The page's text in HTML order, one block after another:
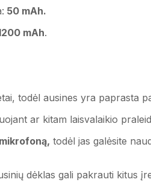
50 mAh.
mAh.
todėl ausines yra paprasta
ar kitam laisvalaikio
todėl jas galėsite
dėklas gali pakrauti kitus